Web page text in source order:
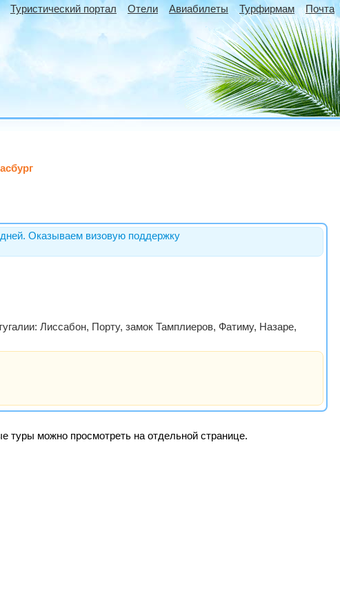
Туристический портал Отели Авиабилеты Турфирмам Почта
Оказываем визовую поддержку
Лиссабон, Порту, замок Тамплиеров, Фатиму, Назаре,
туры можно просмотреть на отдельной странице.